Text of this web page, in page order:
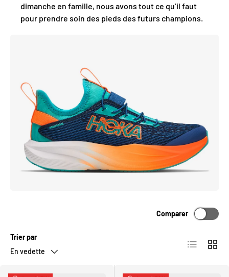
dimanche en famille, nous avons tout ce qu’il faut
pour prendre soin des pieds des futurs champions.
Trier par
En vedette
Comparer
Liste Grille